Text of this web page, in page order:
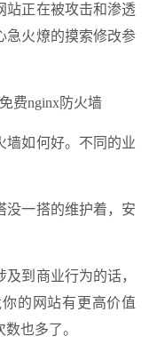
站正在被攻击和渗透
急火燎的摸索修改参
费nginx防火墙
墙如何好。不同的业
没一搭的维护着，安
到商业行为的话，
的网站有更高价值
也多了。